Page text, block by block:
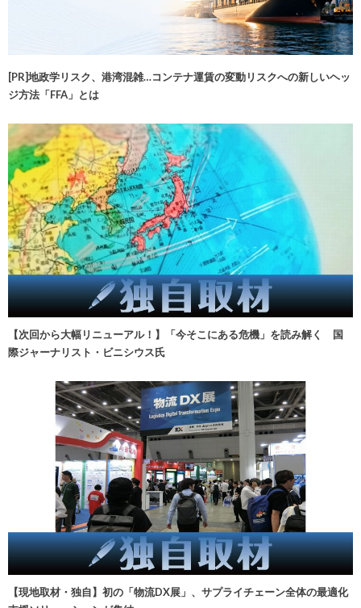
[PR]地政学リスク、港湾混雑…コンテナ運賃の変動リスクへの新しいヘッ
ジ方法「FFA」とは
【次回から大幅リニューアル！】「今そこにある危機」を読み解く 国
際ジャーナリスト・ビニシウス氏
【現地取材・独自】初の「物流DX展」、サプライチェーン全体の最適化